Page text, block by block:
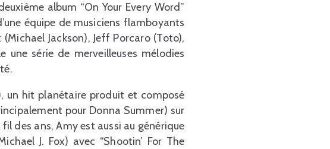
album “On Your Every Word”
équipe de musiciens flamboyants
Jackson), Jeff Porcaro (Toto),
une série de merveilleuses mélodies
un hit planétaire produit et composé
pour Donna Summer) sur
des ans, Amy est aussi au générique
J. Fox) avec “Shootin’ For The